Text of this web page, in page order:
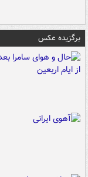
برگزیده عکس